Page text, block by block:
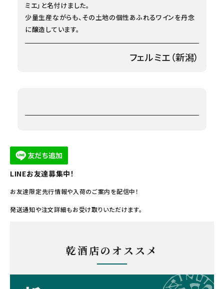
ミエ」と名付けました。
少量生産ながらも、その土地の個性あふれるワインを丹念
に醸造しています。
フェルミエ（新潟）
LINEお友達募集中！
お友達限定先行情報や入荷のご案内を配信中！
発送通知や注文詳細もお受け取りいただけます。
乾酒店のオススメ